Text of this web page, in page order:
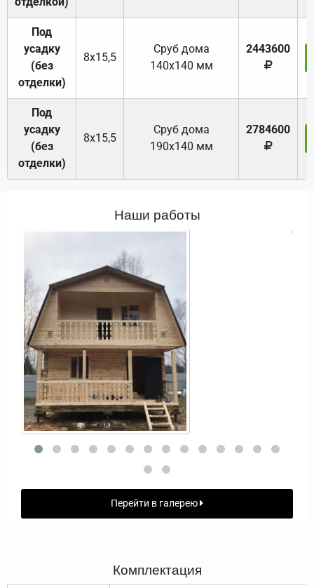
Под
усадку
(без
отделки)
8х15,5
Cруб дома
140х140 мм
2443600
Под
усадку
(без
отделки)
8х15,5
Cруб дома
190х140 мм
2784600
Наши работы
Перейти в галерею
Комплектация